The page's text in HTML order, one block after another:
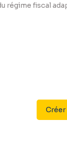
régime fiscal
Créer